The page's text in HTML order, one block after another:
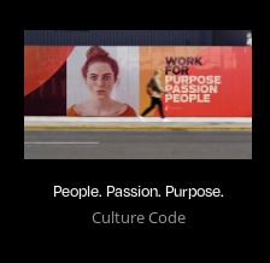
People. Passion. Purpose.
Culture Code